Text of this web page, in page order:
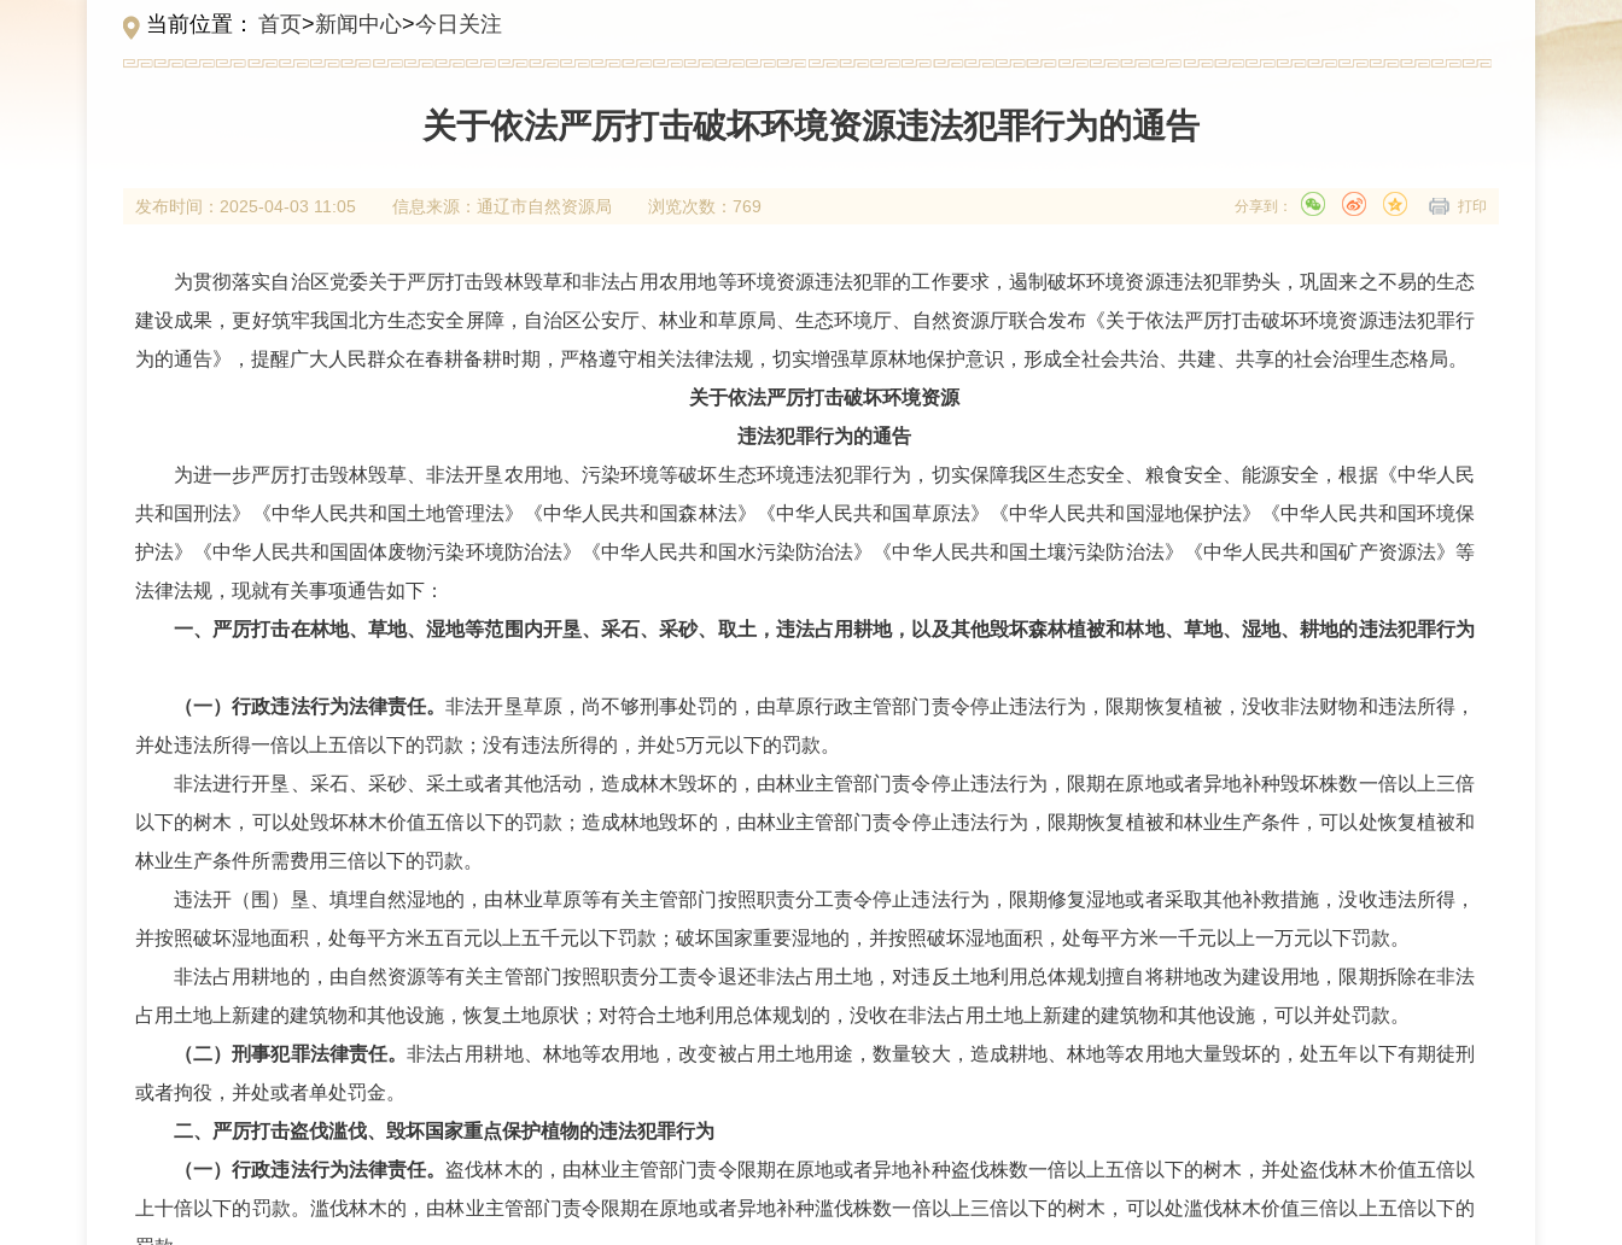
当前位置： 首页>新闻中心>今日关注
关于依法严厉打击破坏环境资源违法犯罪行为的通告
发布时间： 2025-04-03 11:05 信息来源： 通辽市自然资源局 浏览次数：769 打印
分享到：
为贯彻落实自治区党委关于严厉打击毁林毁草和非法占用农用地等环境资源违法犯罪的工作要求，遏制破坏环境资源违法犯罪势头，巩固来之不易的生态
建设成果，更好筑牢我国北方生态安全屏障，自治区公安厅、林业和草原局、生态环境厅、自然资源厅联合发布《关于依法严厉打击破坏环境资源违法犯罪行
为的通告》，提醒广大人民群众在春耕备耕时期，严格遵守相关法律法规，切实增强草原林地保护意识，形成全社会共治、共建、共享的社会治理生态格局。
关于依法严厉打击破坏环境资源
违法犯罪行为的通告
为进一步严厉打击毁林毁草、非法开垦农用地、污染环境等破坏生态环境违法犯罪行为，切实保障我区生态安全、粮食安全、能源安全，根据《中华人民
共和国刑法》《中华人民共和国土地管理法》《中华人民共和国森林法》《中华人民共和国草原法》《中华人民共和国湿地保护法》《中华人民共和国环境保
护法》《中华人民共和国固体废物污染环境防治法》《中华人民共和国水污染防治法》《中华人民共和国土壤污染防治法》《中华人民共和国矿产资源法》等
法律法规，现就有关事项通告如下：
一、严厉打击在林地、草地、湿地等范围内开垦、采石、采砂、取土，违法占用耕地，以及其他毁坏森林植被和林地、草地、湿地、耕地的违法犯罪行为
（一）行政违法行为法律责任。非法开垦草原，尚不够刑事处罚的，由草原行政主管部门责令停止违法行为，限期恢复植被，没收非法财物和违法所得，
并处违法所得一倍以上五倍以下的罚款；没有违法所得的，并处5万元以下的罚款。
非法进行开垦、采石、采砂、采土或者其他活动，造成林木毁坏的，由林业主管部门责令停止违法行为，限期在原地或者异地补种毁坏株数一倍以上三倍
以下的树木，可以处毁坏林木价值五倍以下的罚款；造成林地毁坏的，由林业主管部门责令停止违法行为，限期恢复植被和林业生产条件，可以处恢复植被和
林业生产条件所需费用三倍以下的罚款。
违法开（围）垦、填埋自然湿地的，由林业草原等有关主管部门按照职责分工责令停止违法行为，限期修复湿地或者采取其他补救措施，没收违法所得，
并按照破坏湿地面积，处每平方米五百元以上五千元以下罚款；破坏国家重要湿地的，并按照破坏湿地面积，处每平方米一千元以上一万元以下罚款。
非法占用耕地的，由自然资源等有关主管部门按照职责分工责令退还非法占用土地，对违反土地利用总体规划擅自将耕地改为建设用地，限期拆除在非法
占用土地上新建的建筑物和其他设施，恢复土地原状；对符合土地利用总体规划的，没收在非法占用土地上新建的建筑物和其他设施，可以并处罚款。
（二）刑事犯罪法律责任。非法占用耕地、林地等农用地，改变被占用土地用途，数量较大，造成耕地、林地等农用地大量毁坏的，处五年以下有期徒刑
或者拘役，并处或者单处罚金。
二、严厉打击盗伐滥伐、毁坏国家重点保护植物的违法犯罪行为
（一）行政违法行为法律责任。 盗伐林木的，由林业主管部门责令限期在原地或者异地补种盗伐株数一倍以上五倍以下的树木，并处盗伐林木价值五倍以
上十倍以下的罚款。滥伐林木的，由林业主管部门责令限期在原地或者异地补种滥伐株数一倍以上三倍以下的树木，可以处滥伐林木价值三倍以上五倍以下的